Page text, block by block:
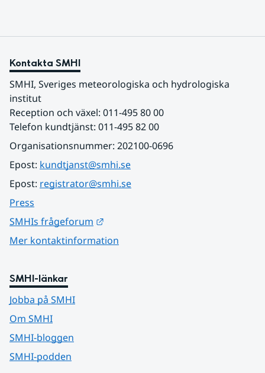
Kontakta SMHI
SMHI, Sveriges meteorologiska och hydrologiska
institut
Reception och växel: 011-495 80 00
Telefon kundtjänst: 011-495 82 00
Organisationsnummer: 202100-0696
Epost: kundtjanst@smhi.se
Epost: registrator@smhi.se
Press
SMHIs frågeforum
Mer kontaktinformation
SMHI-länkar
Jobba på SMHI
Om SMHI
SMHI-bloggen
SMHI-podden